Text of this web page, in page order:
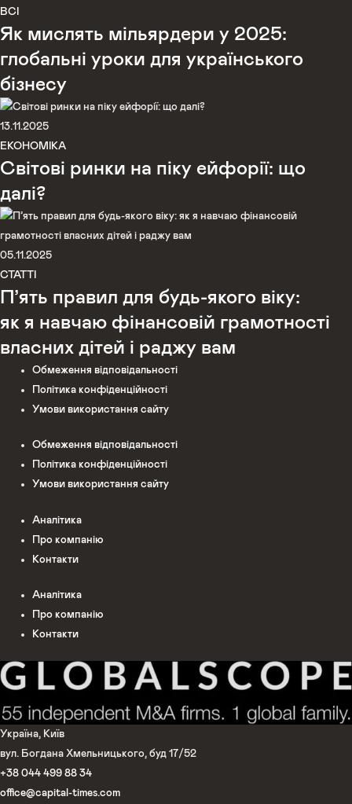
ВСІ
Як мислять мільярдери у 2025:
глобальні уроки для українського
бізнесу
13.11.2025
ЕКОНОМІКА
Світові ринки на піку ейфорії: що
далі?
05.11.2025
СТАТТІ
П’ять правил для будь-якого віку:
як я навчаю фінансовій грамотності
власних дітей і раджу вам
Обмеження відповідальності
Політика конфіденційності
Умови використання сайту
Обмеження відповідальності
Політика конфіденційності
Умови використання сайту
Аналітика
Про компанію
Контакти
Аналітика
Про компанію
Контакти
Україна, Київ
вул. Богдана Хмельницького, буд 17/52
+38 044 499 88 34
office@capital-times.com